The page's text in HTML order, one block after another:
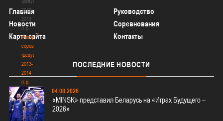
2012-
2013
гг.р.
Республиканские
соревнования
(девушки)
2013-
2014
гг.р.
Республиканские
соревнования
(девушки)
2013-
Главная
Руководство
Новости
Соревнования
Карта сайта
Контакты
ПОСЛЕДНИЕ НОВОСТИ
04.08.2026
«MINSK» представил Беларусь на «Играх Будущего –
2026»